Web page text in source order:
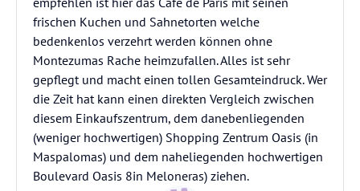
frischen Kuchen und Sahnetorten welche
bedenkenlos verzehrt werden können ohne
Montezumas Rache heimzufallen. Alles ist sehr
gepflegt und macht einen tollen Gesamteindruck. Wer
die Zeit hat kann einen direkten Vergleich zwischen
diesem Einkaufszentrum, dem danebenliegenden
(weniger hochwertigen) Shopping Zentrum Oasis (in
Maspalomas) und dem naheliegenden hochwertigen
Boulevard Oasis 8in Meloneras) ziehen.